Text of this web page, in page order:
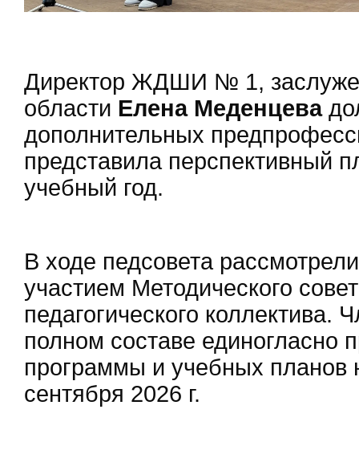
Директор ЖДШИ № 1,
области Елена Меденцева
дополнительных
представила перспективный
учебный год.
В ходе педсовета
участием Методического
педагогического коллектива.
полном составе единогласно
программы и учебных
сентября 2026 г.